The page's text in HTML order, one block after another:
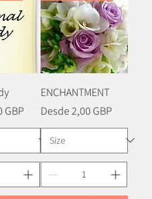
GBP
ENCHANTMENT
Desde2,00 GBP
Precio de oferta